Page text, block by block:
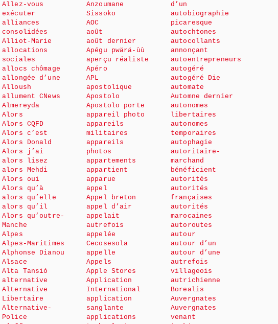
Allez-vous
exécuter
alliances
consolidées
Alliot-Marie
allocations
sociales
allocs chômage
allongée d’une
Alloush
allument CNews
Almereyda
Alors
Alors CQFD
Alors c’est
Alors Donald
Alors j’ai
alors lisez
alors Mehdi
Alors oui
Alors qu’à
alors qu’elle
alors qu’il
Alors qu’outre-
Manche
Alpes
Alpes-Maritimes
Alphonse Dianou
Alsace
Alta Tansió
alternative
Alternative
Libertaire
Alternative-
Police
Anzoumane
Sissoko
AOC
août
août dernier
Apégu pwärä-ùù
aperçu réaliste
Apéro
APL
apostolique
Apostolo
Apostolo porte
appareil photo
appareils
militaires
appareils
photos
appartements
appartient
apparue
appel
Appel breton
appel d’air
appelait
autrefois
appelée
Cecosesola
appelle
Appels
Apple Stores
Application
International
application
sanglante
applications
d’un
autobiographie
picaresque
autochtones
autocollants
annonçant
autoentrepreneurs
autogéré
autogéré Die
automate
Automne dernier
autonomes
libertaires
autonomes
temporaires
autophagie
autoritaire-
marchand
bénéficient
autorités
autorités
françaises
autorités
marocaines
autoroutes
autour
autour d’un
autour d’une
autrefois
villageois
autrichienne
Borealis
Auvergnates
Auvergnates
venant